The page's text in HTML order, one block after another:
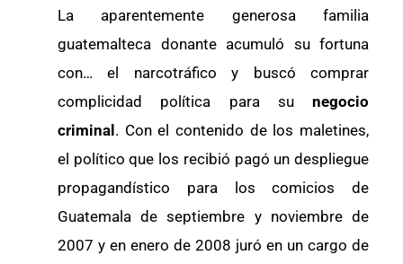
La aparentemente generosa familia
guatemalteca donante acumuló su fortuna
con… el narcotráfico y buscó comprar
complicidad política para su negocio
criminal . Con el contenido de los maletines,
el político que los recibió pagó un despliegue
propagandístico para los comicios de
Guatemala de septiembre y noviembre de
2007 y en enero de 2008 juró en un cargo de